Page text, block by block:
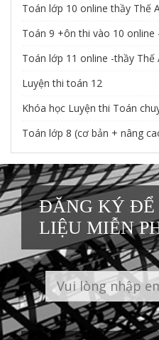
Toán lớp 10 online thầy Thế
Toán 9 +ôn thi vào 10 online
Toán lớp 11 online -thầy Thế
Luyện thi toán 12
Khóa học Luyện thi Toán
Toán lớp 8 (cơ bản + nâng
ĐĂNG KÝ ĐỂ
LIỆU MIỄN